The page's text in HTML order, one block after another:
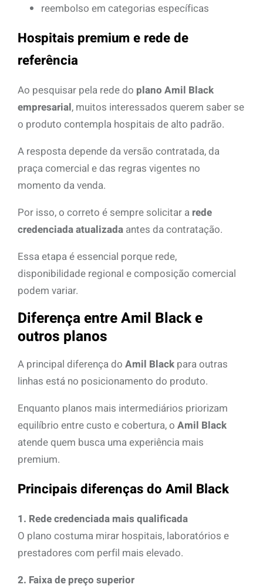
reembolso em categorias específicas
Hospitais premium e rede de
referência
Ao pesquisar pela rede do plano Amil Black
empresarial, muitos interessados querem saber se
o produto contempla hospitais de alto padrão.
A resposta depende da versão contratada, da
praça comercial e das regras vigentes no
momento da venda.
Por isso, o correto é sempre solicitar a rede
credenciada atualizada antes da contratação.
Essa etapa é essencial porque rede,
disponibilidade regional e composição comercial
podem variar.
Diferença entre Amil Black e
outros planos
A principal diferença do Amil Black para outras
linhas está no posicionamento do produto.
Enquanto planos mais intermediários priorizam
equilíbrio entre custo e cobertura, o Amil Black
atende quem busca uma experiência mais
premium.
Principais diferenças do Amil Black
1. Rede credenciada mais qualificada
O plano costuma mirar hospitais, laboratórios e
prestadores com perfil mais elevado.
2. Faixa de preço superior